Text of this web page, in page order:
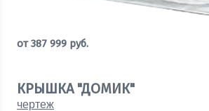
от387 999 руб.
КРЫШКА "ДОМИК"
чертеж